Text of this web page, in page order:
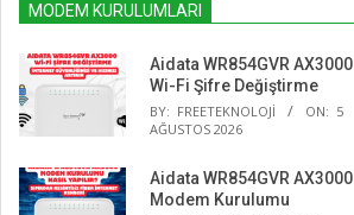
MODEM KURULUMLARI
Aidata WR854GVR AX3000
Wi-Fi Şifre Değiştirme
BY: FREETEKNOLOJI ON: 5
AĞUSTOS 2026
Aidata WR854GVR AX3000
Modem Kurulumu